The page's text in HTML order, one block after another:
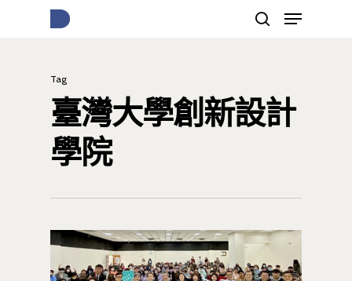
按下Enter開始搜尋，或Esc關閉跳窗
Tag
臺灣大學創新設計
學院